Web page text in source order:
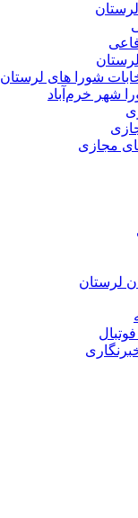
لرستان
شورا های لرستان
شهر خرم‌آباد
مجازی
لرستان